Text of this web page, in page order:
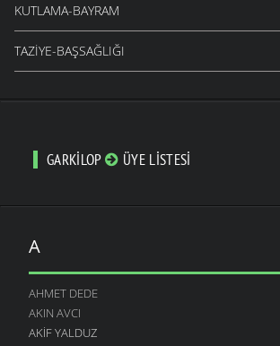
KUTLAMA-BAYRAM
TAZIYE-BAŞSAĞLIĞI
GARKILOP ÜYE LISTESI
A
AHMET DEDE
AKIN AVCI
AKIF YALDUZ